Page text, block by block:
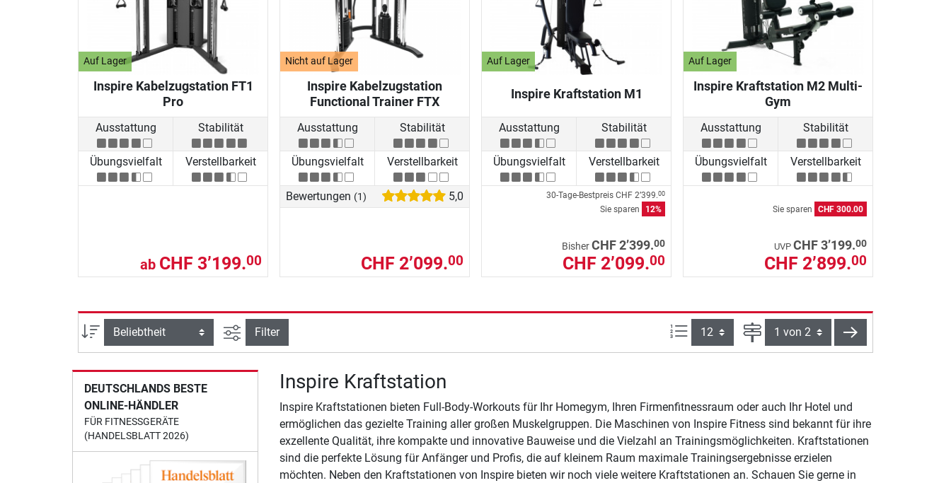
Auf Lager
Inspire Kabelzugstation FT1
Pro
Ausstattung Stabilität
Übungsvielfalt Verstellbarkeit
ab CHF 3’199.00
Nicht auf Lager
Inspire Kabelzugstation
Functional Trainer FTX
Ausstattung Stabilität
Übungsvielfalt Verstellbarkeit
Bewertungen (1) 5,0
CHF 2’099.00
Auf Lager
Inspire Kraftstation M1
Ausstattung Stabilität
Übungsvielfalt Verstellbarkeit
30-Tage-Bestpreis CHF 2’399.00
Sie sparen 12%
BisherCHF 2’399.00
CHF 2’099.00
Auf Lager
Inspire Kraftstation M2 Multi-
Gym
Ausstattung Stabilität
Übungsvielfalt Verstellbarkeit
Sie sparen CHF 300.00
UVP CHF 3’199.00
CHF 2’899.00
Sortierung Ansicht filtern
Filter Artikel pro Seite: Seite weiter
DEUTSCHLANDS BESTE
ONLINE-HÄNDLER
FÜR FITNESSGERÄTE
(HANDELSBLATT 2026)
Inspire Kraftstation
Inspire Kraftstationen bieten Full-Body-Workouts für Ihr Homegym, Ihren Firmenfitnessraum oder auch Ihr Hotel und
ermöglichen das gezielte Training aller großen Muskelgruppen. Die Maschinen von Inspire Fitness sind bekannt für ihre
exzellente Qualität, ihre kompakte und innovative Bauweise und die Vielzahl an Trainingsmöglichkeiten. Kraftstationen
sind die perfekte Lösung für Anfänger und Profis, die auf kleinem Raum maximale Trainingsergebnisse erzielen
möchten. Neben den Kraftstationen von Inspire bieten wir noch viele weitere Kraftstationen an. Schauen Sie gerne in